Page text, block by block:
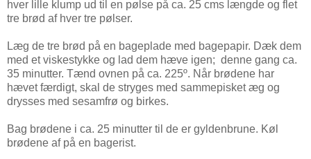
hver lille klump ud til en pølse på ca. 25 cms længde og flet
tre brød af hver tre pølser.
Læg de tre brød på en bageplade med bagepapir. Dæk dem
med et viskestykke og lad dem hæve igen; denne gang ca.
35 minutter. Tænd ovnen på ca. 225º. Når brødene har
hævet færdigt, skal de stryges med sammepisket æg og
drysses med sesamfrø og birkes.
Bag brødene i ca. 25 minutter til de er gyldenbrune. Køl
brødene af på en bagerist.